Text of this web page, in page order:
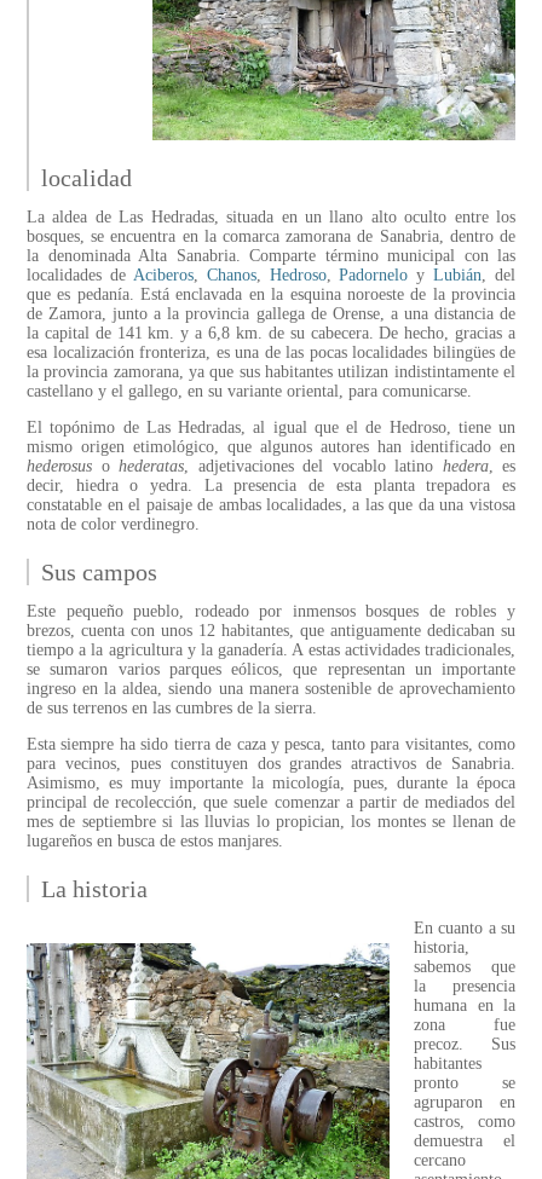
localidad
La aldea de Las Hedradas, situada en un llano alto oculto entre los
bosques, se encuentra en la comarca zamorana de Sanabria, dentro de
la denominada Alta Sanabria. Comparte término municipal con las
localidades de Aciberos, Chanos, Hedroso,Padornelo yLubián, del
que es pedanía. Está enclavada en la esquina noroeste de la provincia
de Zamora, junto a la provincia gallega de Orense, a una distancia de
la capital de 141 km. y a 6,8 km. de su cabecera. De hecho, gracias a
esa localización fronteriza, es una de las pocas localidades bilingües de
la provincia zamorana, ya que sus habitantes utilizan indistintamente el
castellano y el gallego, en su variante oriental, para comunicarse.
El topónimo de Las Hedradas, al igual que el de Hedroso, tiene un
mismo origen etimológico, que algunos autores han identificado en
hederosus o hederatas, adjetivaciones del vocablo latino hedera, es
decir, hiedra o yedra. La presencia de esta planta trepadora es
constatable en el paisaje de ambas localidades, a las que da una vistosa
nota de color verdinegro.
Sus campos
Este pequeño pueblo, rodeado por inmensos bosques de robles y
brezos, cuenta con unos 12 habitantes, que antiguamente dedicaban su
tiempo a la agricultura y la ganadería. A estas actividades tradicionales,
se sumaron varios parques eólicos, que representan un importante
ingreso en la aldea, siendo una manera sostenible de aprovechamiento
de sus terrenos en las cumbres de la sierra.
Esta siempre ha sido tierra de caza y pesca, tanto para visitantes, como
para vecinos, pues constituyen dos grandes atractivos de Sanabria.
Asimismo, es muy importante la micología, pues, durante la época
principal de recolección, que suele comenzar a partir de mediados del
mes de septiembre si las lluvias lo propician, los montes se llenan de
lugareños en busca de estos manjares.
La historia
En cuanto a su
historia,
sabemos que
la presencia
humana en la
zona fue
precoz. Sus
habitantes
pronto se
agruparon en
castros, como
demuestra el
cercano